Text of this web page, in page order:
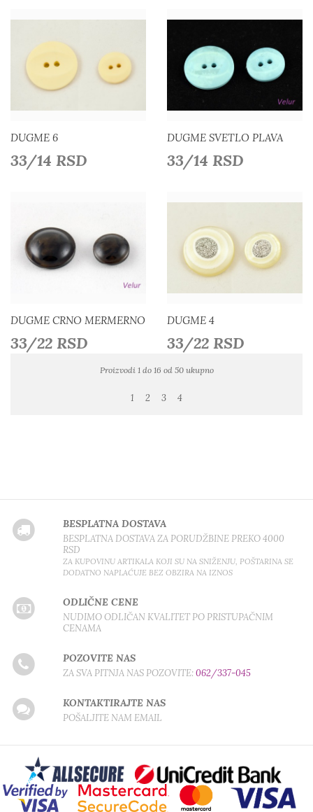
Detaljnije
DUGME 6
33/14 RSD
Detaljnije
DUGME SVETLO PLAVA
33/14 RSD
Detaljnije
DUGME CRNO MERMERNO
33/22 RSD
Detaljnije
Dodaj u listu želja
DUGME 4
33/22 RSD
Proizvodi 1 do 16 od 50 ukupno
1 2 3 4
BESPLATNA DOSTAVA
BESPLATNA DOSTAVA ZA PORUDŽBINE PREKO 4000
RSD
ZA KUPOVINU ARTIKALA KOJI SU NA SNIŽENJU, POŠTARINA SE
DODATNO NAPLAĆUJE BEZ OBZIRA NA IZNOS
ODLIČNE CENE
NUDIMO ODLIČAN KVALITET PO PRISTUPAČNIM
CENAMA
POZOVITE NAS
ZA SVA PITNJA NAS POZOVITE:062/337-045
KONTAKTIRAJTE NAS
POŠALJITE NAM EMAIL